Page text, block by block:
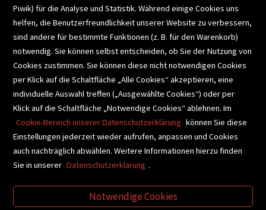
SCHULBUCHSERVICE
BUCHEMPFEHLUNGEN
BIBLIOTHEKSSERVICE
VIDEO-TIPPS
VERTRAG WIDERRUFEN
Piwik) für die Analyse und Statistik. Während einige Cookies uns
helfen, die Benutzerfreundlichkeit unserer Website zu verbessern,
sind andere für bestimmte Funktionen (z. B. für den Warenkorb)
notwendig. Sie können selbst entscheiden, ob Sie der Nutzung von
Cookies zustimmen. Sie können diese nicht notwendigen Cookies
per Klick auf die Schaltfläche „Alle Cookies“ akzeptieren, eine
individuelle Auswahl treffen („Ausgewählte Cookies“) oder per
Klick auf die Schaltfläche „Notwendige Cookies“ ablehnen. Im
Cookie-Bereich unserer Datenschutzerklärung können Sie diese
Einstellungen jederzeit wieder aufrufen, anpassen und Cookies
auch nachträglich abwählen. Weitere Informationen hierzu finden
Sie in unserer Datenschutzerklärung .
Notwendige Cookies